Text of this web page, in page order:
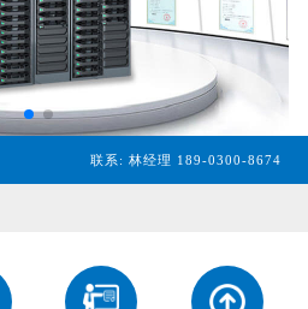
联系: 林经理 189-0300-8674